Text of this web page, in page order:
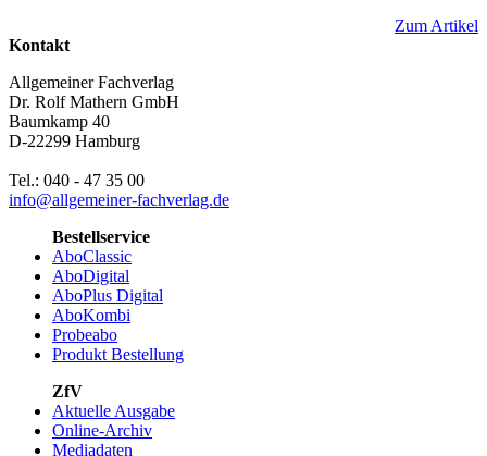
Zum Artikel
Kontakt
Allgemeiner Fachverlag
Dr. Rolf Mathern GmbH
Baumkamp 40
D-22299 Hamburg
Tel.: 040 - 47 35 00
info@allgemeiner-fachverlag.de
Bestellservice
AboClassic
AboDigital
AboPlus Digital
AboKombi
Probeabo
Produkt Bestellung
ZfV
Aktuelle Ausgabe
Online-Archiv
Mediadaten